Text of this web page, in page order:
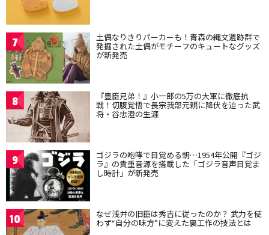
7 土偶なりきりパーカーも！青森の縄文遺跡群で
発掘された土偶がモチーフのキュートなグッズ
が新発売
8 『豊臣兄弟！』小一郎の5万の大軍に徹底抗
戦！切腹覚悟で長宗我部元親に降伏を迫った武
将・谷忠澄の生涯
9 ゴジラの咆哮で目覚める朝…1954年公開『ゴジ
ラ』の貴重音源を搭載した「ゴジラ音声目覚ま
し時計」が新発売
10 なぜ浅井の旧臣は秀吉に従ったのか？ 武力を使
わず“自分の味方”に変えた裏工作の技法とは